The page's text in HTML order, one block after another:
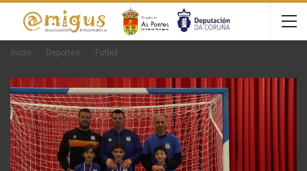
Inicio Deportes Futbol